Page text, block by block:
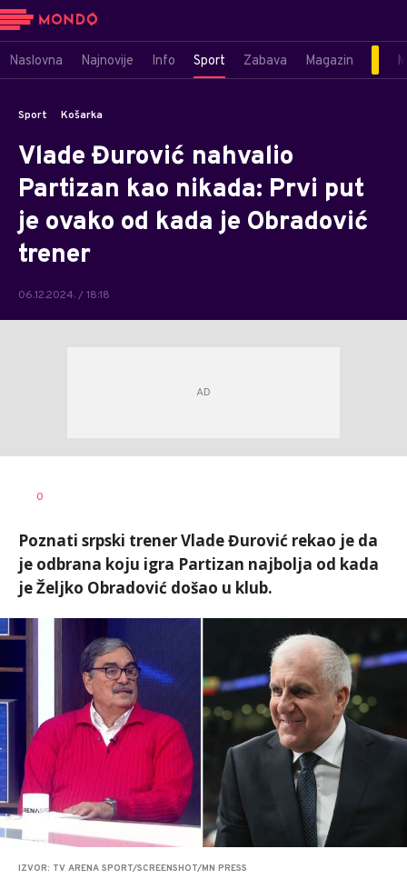
Naslovna Najnovije Info Sport Zabava Magazin
Sport Košarka
Vlade Đurović nahvalio
Partizan kao nikada: Prvi put
je ovako od kada je Obradović
trener
06.12.2024. / 18:18
0
Poznati srpski trener Vlade Đurović rekao je da
je odbrana koju igra Partizan najbolja od kada
je Željko Obradović došao u klub.
IZVOR: TV ARENA SPORT/SCREENSHOT/MN PRESS